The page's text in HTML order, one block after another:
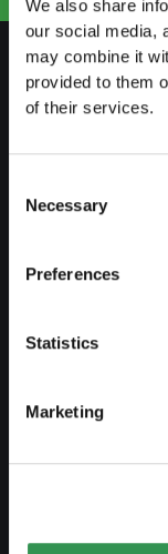
We also share
our social media,
may combine it
provided to them
of their services.
Selection
Necessary
Preferences
Statistics
Marketing
PREPARARSI
Guida al lavoro
Prelievo anticipato
Corsi gratuiti
AVVIARE